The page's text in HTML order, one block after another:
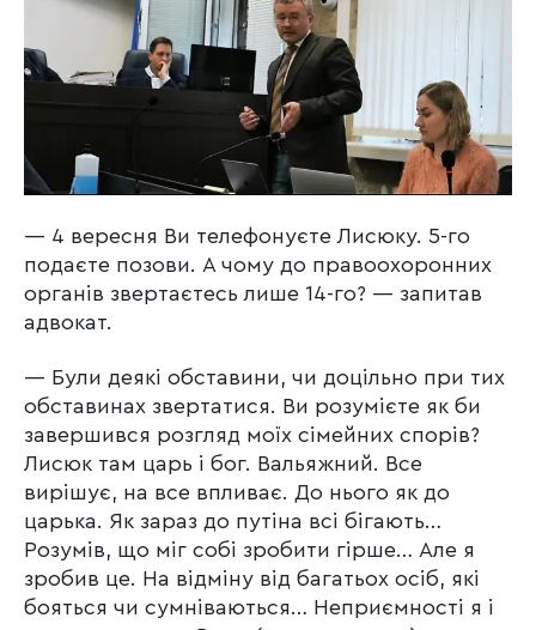
— 4 вересня Ви телефонуєте Лисюку. 5-го
подаєте позови. А чому до правоохоронних
органів звертаєтесь лише 14-го? — запитав
адвокат.
— Були деякі обставини, чи доцільно при тих
обставинах звертатися. Ви розумієте як би
завершився розгляд моїх сімейних спорів?
Лисюк там царь і бог. Вальяжний. Все
вирішує, на все впливає. До нього як до
царька. Як зараз до путіна всі бігають…
Розумів, що міг собі зробити гірше… Але я
зробив це. На відміну від багатьох осіб, які
бояться чи сумніваються… Неприємності я і